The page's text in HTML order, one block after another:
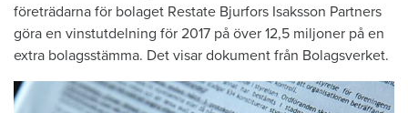
företrädarna för bolaget Restate Bjurfors Isaksson Partners
göra en vinstutdelning för 2017 på över 12,5 miljoner på en
extra bolagsstämma. Det visar dokument från Bolagsverket.